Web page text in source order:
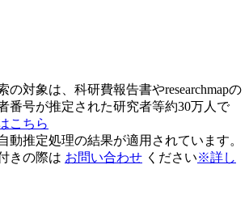
の対象は、科研費報告書やresearchmapの
番号が推定された研究者等約30万人で
こちら
動推定処理の結果が適用されています。
きの際は お問い合わせ ください※詳し